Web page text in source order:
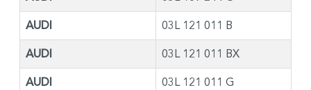
AUDI 03L 121 011 B
AUDI 03L 121 011 BX
AUDI 03L 121 011 G